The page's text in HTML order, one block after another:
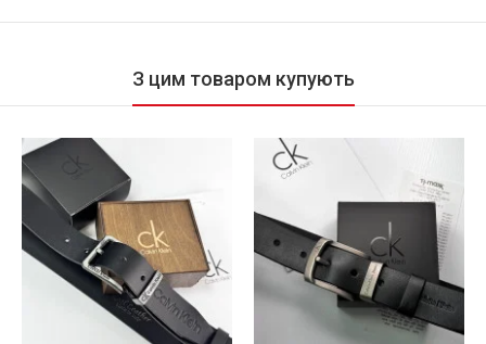
З цим товаром купують